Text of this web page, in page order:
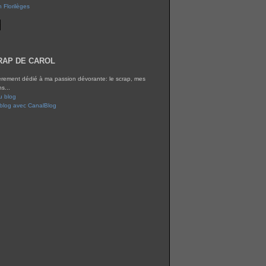
Florilèges
DE CAROL
dédié à ma passion dévorante: le scrap, mes
blog
avec CanalBlog